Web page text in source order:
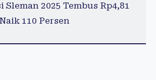
Sleman 2025 Tembus Rp4,81
110 Persen